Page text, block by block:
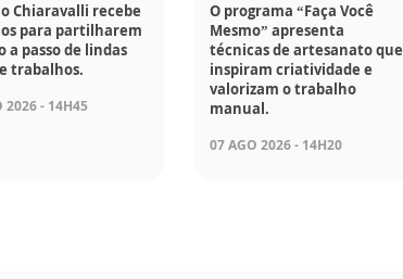
Chiaravalli recebe
para partilharem
a passo de lindas
trabalhos.
2026 - 14H45
O programa “Faça Você
Mesmo” apresenta
técnicas de artesanato que
inspiram criatividade e
valorizam o trabalho
manual.
07 AGO 2026 - 14H20